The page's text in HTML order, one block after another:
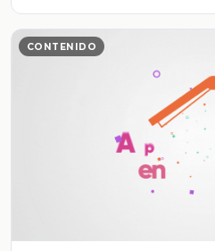
CONTENIDO